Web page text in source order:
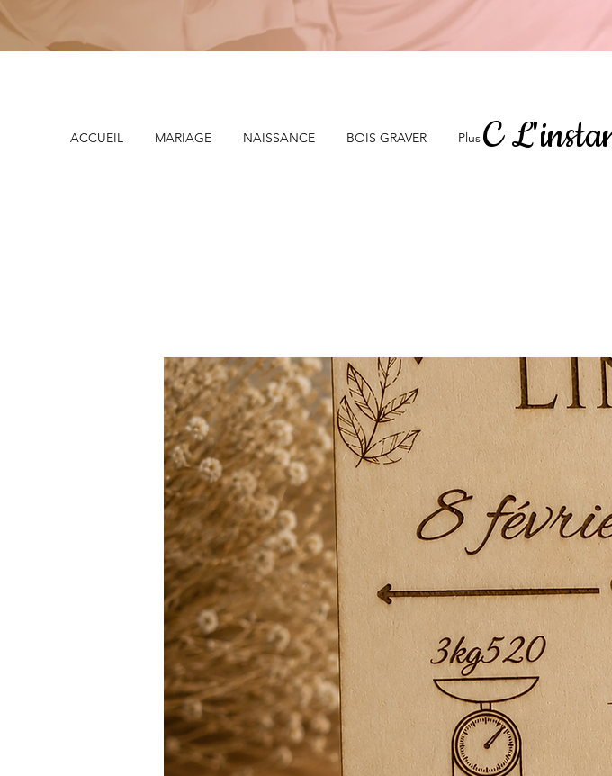
ACCUEIL MARIAGE NAISSANCE BOIS GRAVER PlusC